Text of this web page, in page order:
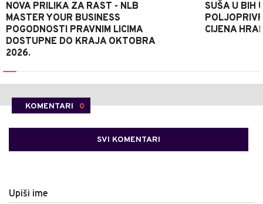
NOVA PRILIKA ZA RAST - NLB
MASTER YOUR BUSINESS
POGODNOSTI PRAVNIM LICIMA
DOSTUPNE DO KRAJA OKTOBRA
2026.
SUŠA U BIH
CIJENA
KOMENTARI 0
SVI KOMENTARI
Upiši ime